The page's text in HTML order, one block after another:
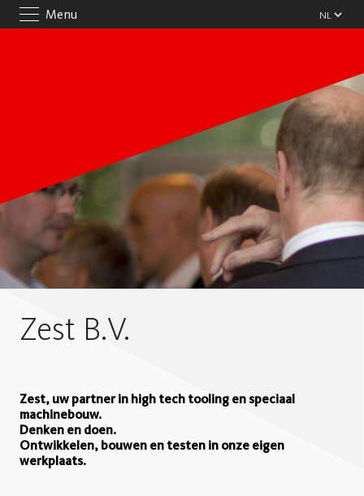
Menu
Zest B.V.
Zest, uw partner in high tech tooling en speciaal
machinebouw.
Denken en doen.
Ontwikkelen, bouwen en testen in onze eigen
werkplaats.